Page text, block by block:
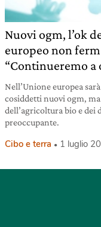
Nuovi ogm, l’ok
europeo non
“Continueremo a
Nell’Unione europea
cosiddetti nuovi ogm,
dell’agricoltura bio e dei
preoccupante.
Cibo e terra 1 luglio